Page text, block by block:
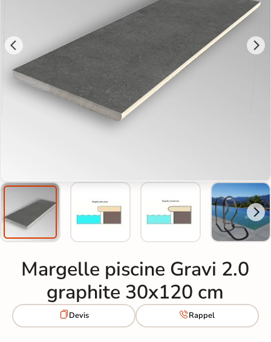
Margelle piscine Gravi 2.0
graphite 30x120 cm
Devis Rappel